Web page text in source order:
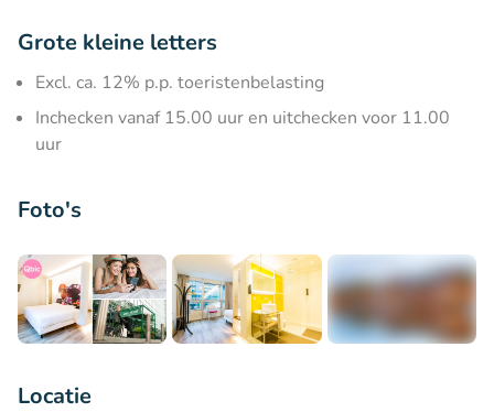
Grote kleine letters
Excl. ca. 12% p.p. toeristenbelasting
Inchecken vanaf 15.00 uur en uitchecken voor 11.00
uur
Foto's
Locatie